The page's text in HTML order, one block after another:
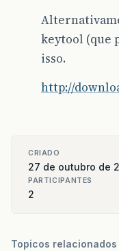
keytool (que
isso.
http://
CRIADO
27 de outubro de
PARTICIPANTES
2
Topicos relacionados